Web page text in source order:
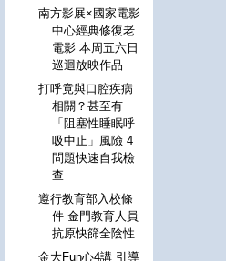
南方影展×國家電影
中心經典修復老
電影 本周五六日
巡迴放映作品
打呼竟與口腔疾病
相關？甚至有
「阻塞性睡眠呼
吸中止」風險 4
問題快速自我檢
查
遵行教育部入校條
件 金門教育人員
抗原快篩全陰性
金大Fun心4講 引導